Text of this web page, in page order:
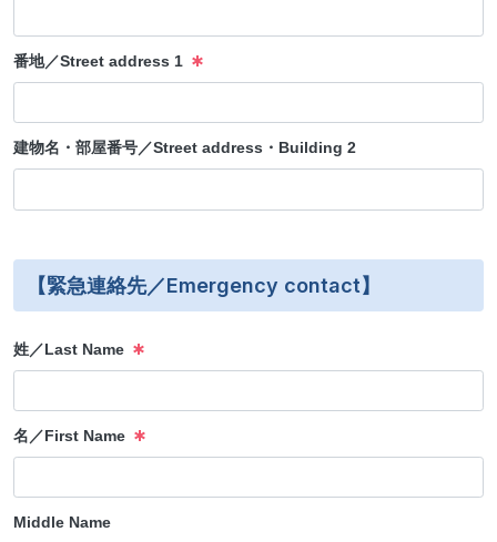
番地／Street address 1
建物名・部屋番号／Street address・Building 2
【緊急連絡先／Emergency contact】
姓／Last Name
名／First Name
Middle Name